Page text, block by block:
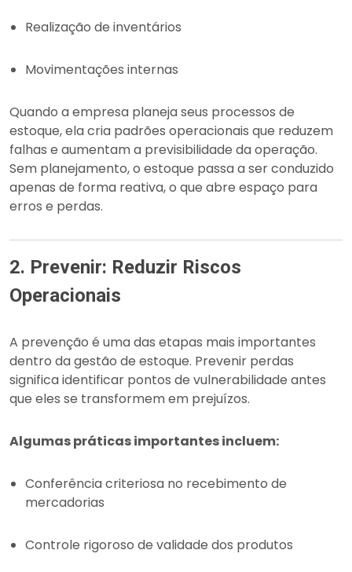
Realização de inventários
Movimentações internas
Quando a empresa planeja seus processos de
estoque, ela cria padrões operacionais que reduzem
falhas e aumentam a previsibilidade da operação.
Sem planejamento, o estoque passa a ser conduzido
apenas de forma reativa, o que abre espaço para
erros e perdas.
2. Prevenir: Reduzir Riscos
Operacionais
A prevenção é uma das etapas mais importantes
dentro da gestão de estoque. Prevenir perdas
significa identificar pontos de vulnerabilidade antes
que eles se transformem em prejuízos.
Algumas práticas importantes incluem:
Conferência criteriosa no recebimento de
mercadorias
Controle rigoroso de validade dos produtos